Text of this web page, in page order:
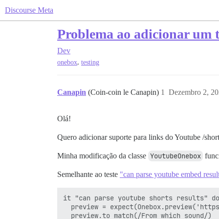
Discourse Meta
Problema ao adicionar um
Dev
onebox, testing
Canapin (Coin-coin le Canapin) Dezembro 2,
1
Olá!
Quero adicionar suporte para links do Youtube /
Minha modificação da classe YoutubeOnebox
Semelhante ao teste "can parse youtube embed
it "can parse youtube shorts results" do
preview =
  preview.to match(/From which sound/)